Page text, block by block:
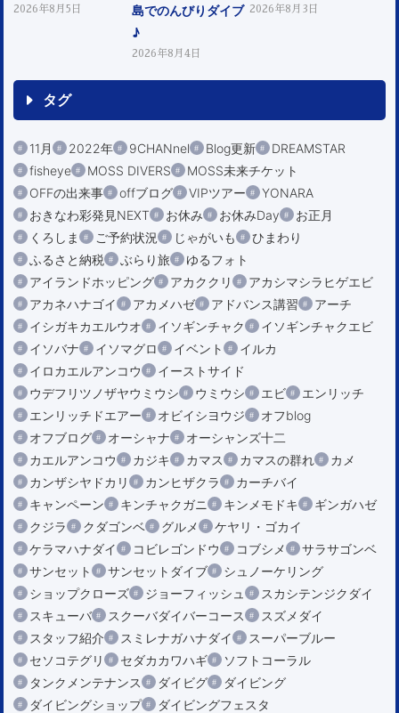
2026年8月5日
島でのんびりダイブ
♪
2026年8月4日
2026年8月3日
タグ
11月 2022年 9CHANnel Blog更新
DREAMSTAR
fisheye
MOSS DIVERS
MOSS未来チケット
OFFの出来事
offブログ VIPツアー
YONARA
おきなわ彩発見NEXT
お休み お休みDay
お正月
くろしま
ご予約状況 じゃがいも
ひまわり
ふるさと納税
ぶらり旅
ゆるフォト
アイランドホッピング
アカククリ
アカシマシラヒゲエビ
アカネハナゴイ
アカメハゼ アドバンス講習
アーチ
イシガキカエルウオ
イソギンチャク
イソギンチャクエビ
イソバナ
イソマグロ イベント
イルカ
イロカエルアンコウ
イーストサイド
ウデフリツノザヤウミウシ
ウミウシ エビ
エンリッチ
エンリッチドエアー
オビイシヨウジ
オフblog
オフブログ
オーシャナ
オーシャンズ十二
カエルアンコウ
カジキ カマス カマスの群れ
カメ
カンザシヤドカリ
カンヒザクラ
カーチバイ
キャンペーン
キンチャクガニ キンメモドキ
ギンガハゼ
クジラ
クダゴンベ グルメ
ケヤリ・ゴカイ
ケラマハナダイ
コビレゴンドウ コブシメ
サラサゴンベ
サンセット
サンセットダイブ
シュノーケリング
ショップクローズ
ジョーフィッシュ
スカシテンジクダイ
スキューバ
スクーバダイバーコース
スズメダイ
スタッフ紹介
スミレナガハナダイ
スーパーブルー
セソコテグリ
セダカカワハギ
ソフトコーラル
タンクメンテナンス
ダイビグ
ダイビング
ダイビングショップ
ダイビングフェスタ